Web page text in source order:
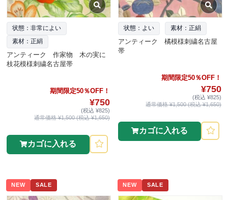
状態：非常によい
素材：正絹
アンティーク 作家物 木の実に
枝花模様刺繍名古屋帯
期間限定50％OFF！
¥750
(税込 ¥825)
通常価格 ¥1,500 (税込 ¥1,650)
カゴに入れる
状態：よい 素材：正絹
アンティーク 橘模様刺繍名古屋
帯
期間限定50％OFF！
¥750
(税込 ¥825)
通常価格 ¥1,500 (税込 ¥1,650)
カゴに入れる
NEW SALE NEW SALE